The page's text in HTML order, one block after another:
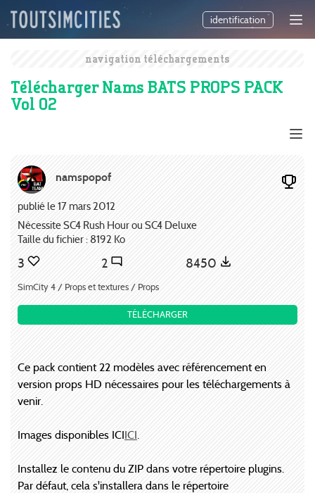
identification
navigation téléchargements
Télécharger Nams BATS PROPS PACK
Vol 02
namspopof
publié le 17 mars 2012
Nécessite SC4 Rush Hour ou SC4 Deluxe
Taille du fichier : 8192 Ko
3 2 8450
SimCity 4 / Props et textures / Props
TÉLÉCHARGER
Ce pack contient 22 modèles avec référencement en
version props HD nécessaires pour les téléchargements à
venir.
Images disponibles ICIICI.
Installez le contenu du ZIP dans votre répertoire plugins.
Par défaut, cela s'installera dans le répertoire